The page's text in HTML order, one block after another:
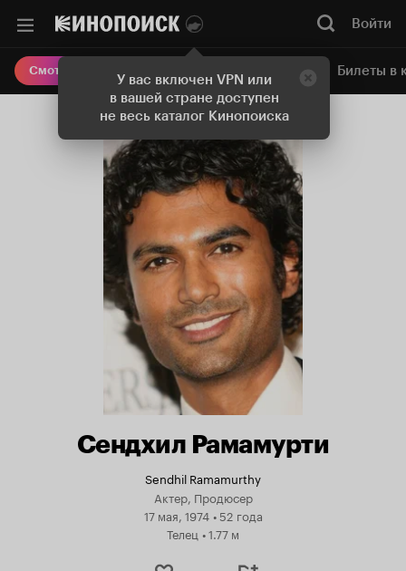
У вас включен VPN или
в вашей стране доступен
не весь каталог Кинопоиска
Войти
Смотреть кино Онлайн-кинотеатр Билеты в
Сендхил Рамамурти
Sendhil Ramamurthy
Актер, Продюсер
17 мая, 1974 •52 года
Телец •1.77 м